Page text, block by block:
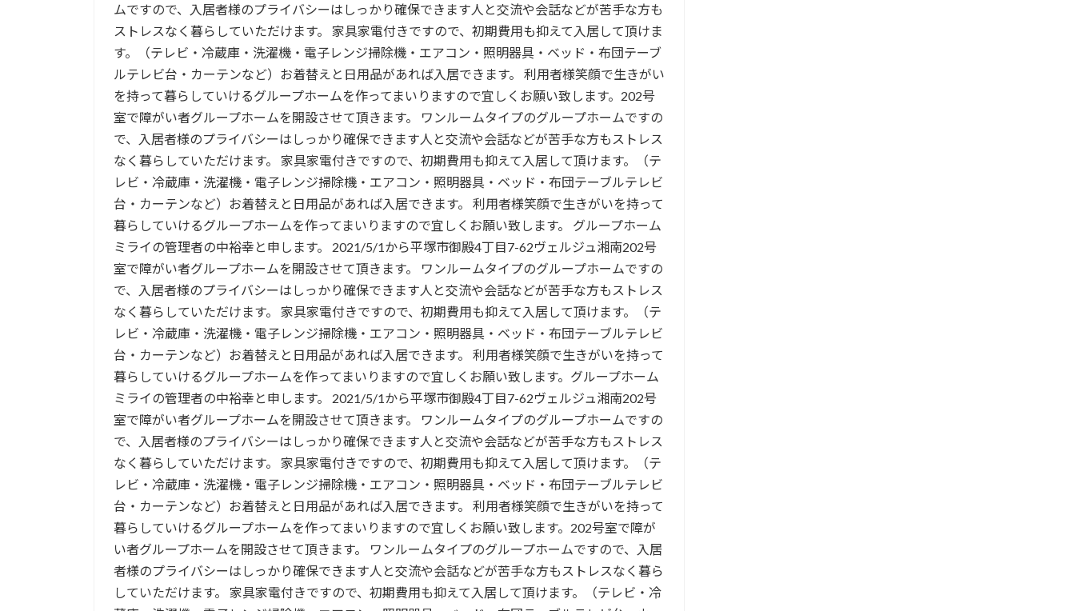
ムですので、入居者様のプライバシーはしっかり確保できます人と交流や会話などが苦手な方も
ストレスなく暮らしていただけます。 家具家電付きですので、初期費用も抑えて入居して頂けま
す。（テレビ・冷蔵庫・洗濯機・電子レンジ掃除機・エアコン・照明器具・ベッド・布団テーブ
ルテレビ台・カーテンなど）お着替えと日用品があれば入居できます。 利用者様笑顔で生きがい
を持って暮らしていけるグループホームを作ってまいりますので宜しくお願い致します。202号
室で障がい者グループホームを開設させて頂きます。 ワンルームタイプのグループホームですの
で、入居者様のプライバシーはしっかり確保できます人と交流や会話などが苦手な方もストレス
なく暮らしていただけます。 家具家電付きですので、初期費用も抑えて入居して頂けます。（テ
レビ・冷蔵庫・洗濯機・電子レンジ掃除機・エアコン・照明器具・ベッド・布団テーブルテレビ
台・カーテンなど）お着替えと日用品があれば入居できます。 利用者様笑顔で生きがいを持って
暮らしていけるグループホームを作ってまいりますので宜しくお願い致します。 グループホーム
ミライの管理者の中裕幸と申します。 2021/5/1から平塚市御殿4丁目7-62ヴェルジュ湘南202号
室で障がい者グループホームを開設させて頂きます。 ワンルームタイプのグループホームですの
で、入居者様のプライバシーはしっかり確保できます人と交流や会話などが苦手な方もストレス
なく暮らしていただけます。 家具家電付きですので、初期費用も抑えて入居して頂けます。（テ
レビ・冷蔵庫・洗濯機・電子レンジ掃除機・エアコン・照明器具・ベッド・布団テーブルテレビ
台・カーテンなど）お着替えと日用品があれば入居できます。 利用者様笑顔で生きがいを持って
暮らしていけるグループホームを作ってまいりますので宜しくお願い致します。グループホーム
ミライの管理者の中裕幸と申します。 2021/5/1から平塚市御殿4丁目7-62ヴェルジュ湘南202号
室で障がい者グループホームを開設させて頂きます。 ワンルームタイプのグループホームですの
で、入居者様のプライバシーはしっかり確保できます人と交流や会話などが苦手な方もストレス
なく暮らしていただけます。 家具家電付きですので、初期費用も抑えて入居して頂けます。（テ
レビ・冷蔵庫・洗濯機・電子レンジ掃除機・エアコン・照明器具・ベッド・布団テーブルテレビ
台・カーテンなど）お着替えと日用品があれば入居できます。 利用者様笑顔で生きがいを持って
暮らしていけるグループホームを作ってまいりますので宜しくお願い致します。202号室で障が
い者グループホームを開設させて頂きます。 ワンルームタイプのグループホームですので、入居
者様のプライバシーはしっかり確保できます人と交流や会話などが苦手な方もストレスなく暮ら
していただけます。 家具家電付きですので、初期費用も抑えて入居して頂けます。（テレビ・冷